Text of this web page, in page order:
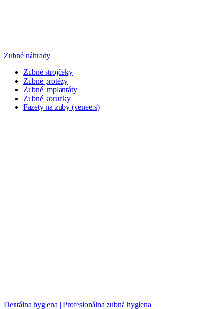
Zubné náhrady
Zubné strojčeky
Zubné protézy
Zubné implantáty
Zubné korunky
Fazety na zuby (veneers)
Dentálna hygiena | Profesionálna zubná hygiena